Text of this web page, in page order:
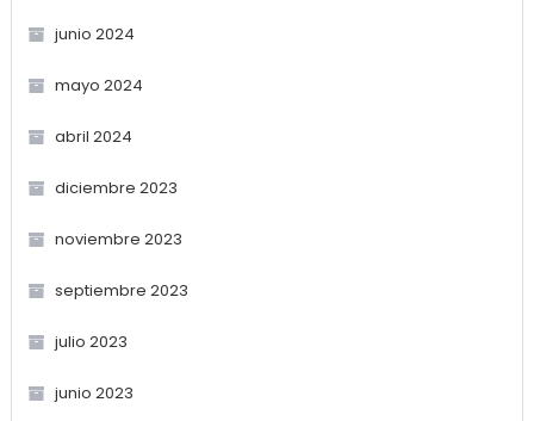
junio 2024
mayo 2024
abril 2024
diciembre 2023
noviembre 2023
septiembre 2023
julio 2023
junio 2023